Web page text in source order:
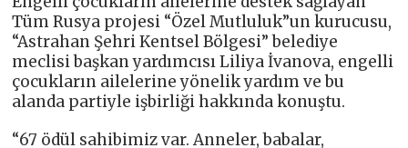
Tüm Rusya projesi “Özel Mutluluk”un kurucusu,
“Astrahan Şehri Kentsel Bölgesi” belediye
meclisi başkan yardımcısı Liliya İvanova, engelli
çocukların ailelerine yönelik yardım ve bu
alanda partiyle işbirliği hakkında konuştu.
“67 ödül sahibimiz var. Anneler, babalar,